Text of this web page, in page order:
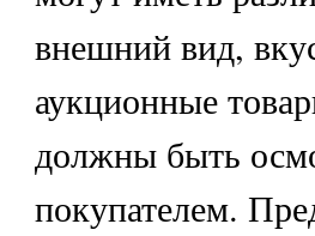
внешний вид,
аукционные
должны быть
покупателем.